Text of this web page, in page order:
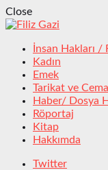
Close
İnsan Hakları /
Kadın
Emek
Tarikat ve
Haber/ Dosya
Röportaj
Kitap
Hakkımda
Twitter